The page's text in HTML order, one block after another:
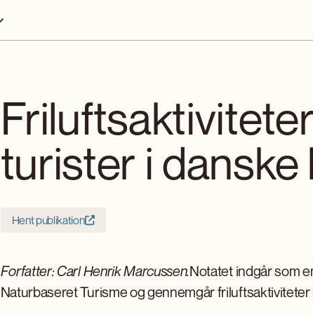
turister i
Hent publikation
Forfatter: Carl Henrik Marcussen.Notatet indgår som
Naturbaseret Turisme og gennemgår